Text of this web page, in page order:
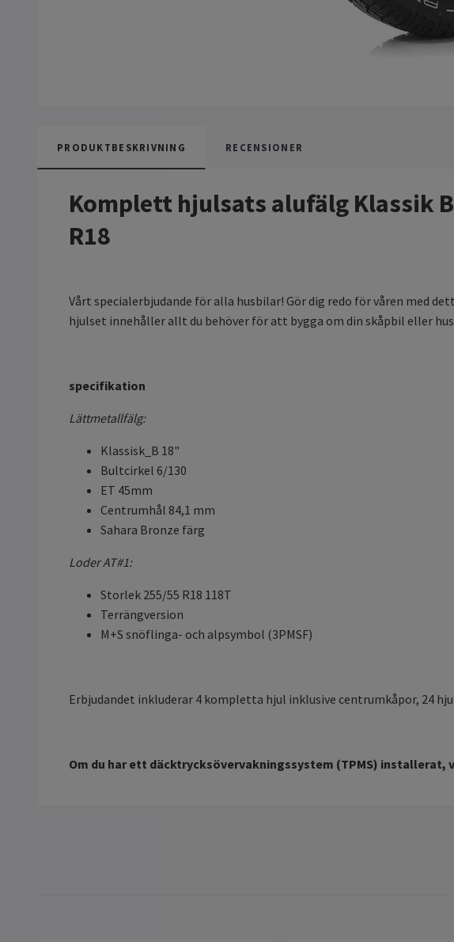
PRODUKTBESKRIVNING RECENSIONER
Komplett hjulsats alufälg Klassik
R18
Vårt specialerbjudande för alla husbilar! Gör dig redo för våren med
hjulset innehåller allt du behöver för att bygga om din skåpbil eller
specifikation
Lättmetallfälg:
Klassisk_B 18"
Bultcirkel 6/130
ET 45mm
Centrumhål 84,1 mm
Sahara Bronze färg
Loder AT#1:
Storlek 255/55 R18 118T
Terrängversion
M+S snöflinga- och alpsymbol (3PMSF)
Erbjudandet inkluderar 4 kompletta hjul inklusive centrumkåpor, 24
Om du har ett däcktrycksövervakningssystem (TPMS)